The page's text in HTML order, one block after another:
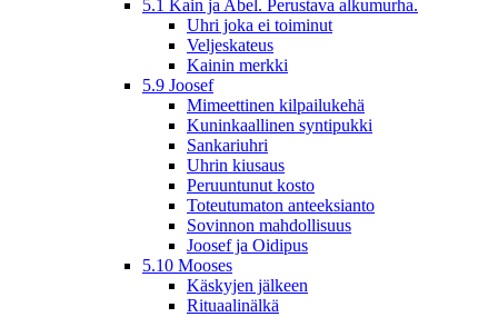
5.1 Kain ja Abel. Perustava alkumurha.
Uhri joka ei toiminut
Veljeskateus
Kainin merkki
5.9 Joosef
Mimeettinen kilpailukehä
Kuninkaallinen syntipukki
Sankariuhri
Uhrin kiusaus
Peruuntunut kosto
Toteutumaton anteeksianto
Sovinnon mahdollisuus
Joosef ja Oidipus
5.10 Mooses
Käskyjen jälkeen
Rituaalinälkä